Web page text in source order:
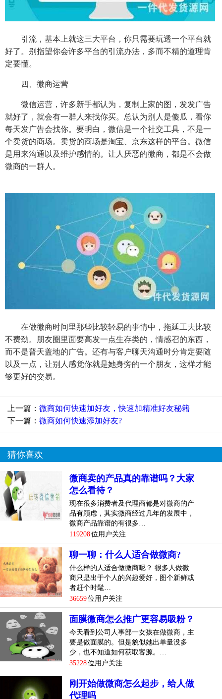
引流，基本上就这三大平台，你只需要玩透一个平台就
好了。别指望你会许多平台的引流办法，多而不精的道理肯
定要懂。
四、微商运营
微信运营，许多新手都认为，复制上家的图，发发广告
就好了，就会有一群人来找你买。总认为别人是傻瓜，看你
每天发广告会找你。要明白，微信是一个社交工具，不是一
个卖货的商场。卖货的商场是淘宝、京东这样的平台。微信
是用来沟通以及维护感情的。让人厌恶的微商，都是不会做
微商的一群人。
在做微商时间里那些比较轻易的事情中，拖延工夫比较
不费劲。朋友圈里面要高发一点生存类的，情感召的东西，
而不是普天盖地的广告。还有与客户聊天沟通时分肯定要随
以及一点，让别人感觉你就是她身旁的一个朋友，这样才能
够更好的交易。
上一篇： 微商如何快速加好友，快速加精准好友秘籍
下一篇： 微商如何快速添加好友?
猜你喜欢
微商卖的产品真的靠谱吗？大家
怎么看待？
现在很多消费者及代理商都是对微商的产
品有顾虑，其实微商经过几年的发展中，
微商产品靠谱的有很多…
119208位用户关注
聊一聊：什么人适合做微商?
什么样的人适合做微商呢？ 很多人做微
商只是出于个人的兴趣爱好，图个新鲜或
者赶个时髦…
36659位用户关注
面膜微商怎么推广更容易吸粉？
今天看到公司人事部一女孩在做微商，主
要是做面膜的。但是貌似她出单量没多
少，也不知道如何获取客源。…
35228位用户关注
刚开始做微商怎么起步，给人做
代理吗